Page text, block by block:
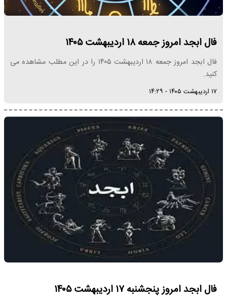
فال ابجد امروز جمعه ۱۸ اردیبهشت ۱۴۰۵
فال ابجد امروز جمعه ۱۸ اردیبهشت ۱۴۰۵ را در این مطلب مشاهده می
کنید.
۱۷ اردیبهشت ۱۴۰۵ - ۱۴:۲۹
فال ابجد امروز پنجشنبه ۱۷ اردیبهشت ۱۴۰۵